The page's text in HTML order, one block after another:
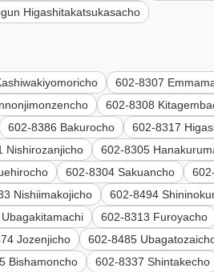
Higashitakatsukasacho
602-8307
602-8308
602-8386 Bakurocho 602-8317
Nishirozanjicho 602-8305
602-8304 Sakuancho
Nishiimakojicho 602-8494
602-8313 Furoyacho
Jozenjicho 602-8485
Bishamoncho 602-8337 Shintakecho